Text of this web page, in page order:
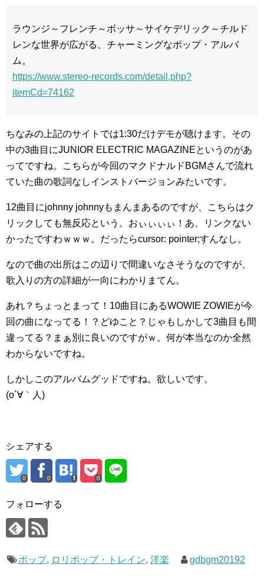
ラウンジ～フレンチ～ボッサ～サイケデリック～チルド
レンな世界が広がる、チャーミングなポップ・アルバ
ム。
https://www.stereo-records.com/detail.php?
itemCd=74162
ちなみの上記のサイトでは1:30だけデモが聴けます。その
中の3曲目にJUNIOR ELECTRIC MAGAZINEというのがあ
ってですね。こちらが今回のマクドナルドBGMさんで流れ
ていた曲の歌詞なしインストバージョンみたいです。
12曲目にjohnny johnnyもまんまあるのですが、こちらはク
リックしても無反応という。おぃぃぃぃ！あ、リンクない
かったですわｗｗｗ。だったらcursor: pointer;すんなし。
なので曲の出所はこの辺りで間違いなさそうなのですが、
歌入りの方の詳細が一向にわかりまてん。
あれ？ちょっとまって！10曲目にあるWOWIE ZOWIEが今
回の曲になってる！？どゆこと？じゃもしかして3曲目も間
違ってる？まぁ別に良いのですがｗ。何が本当なのか全然
わからないですね。
しかしこのアルバムグッドですね。欲しいです。
(o´∀｀人)
シェアする
0 0 0
フォローする
ポップ, ロリポップ・トレイン, 洋楽 gdbgm20192